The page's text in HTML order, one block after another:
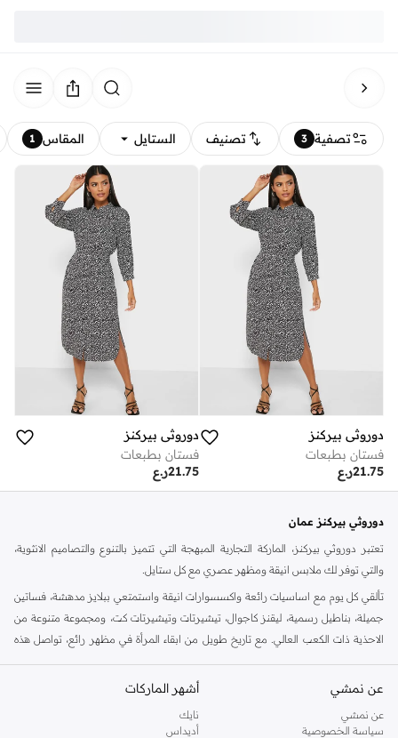
تصفية 3 تصنيف الستايل المقاس 1
دوروثي بيركنز
فستان بطبعات
ر.ع21.75
دوروثي بيركنز
فستان بطبعات
ر.ع21.75
دوروثي بيركنز عمان
تعتبر دوروثي بيركنز، الماركة التجارية المبهجة التي تتميز بالتنوع والتصاميم الانثوية،
والتي توفر لك ملابس انيقة ومظهر عصري مع كل ستايل.
تألقي كل يوم مع اساسيات رائعة واكسسوارات انيقة واستمتعي ببلايز مدهشة، فساتين
جميلة، بناطيل رسمية، ليقنز كاجوال، تيشيرتات وتيشيرتات كت، ومجموعة متنوعة من
الاحذية ذات الكعب العالي. مع تاريخ طويل من ابقاء المرأة في مظهر رائع، تواصل هذه
كنت تقومين بتجديد خزانة ملابسك الملائمة للعمل، البحث عن فستان مثالي للحفلات او
اليه.
عن نمشي
عن نمشي
سياسة الخصوصية
أشهر الماركات
نايك
أديداس